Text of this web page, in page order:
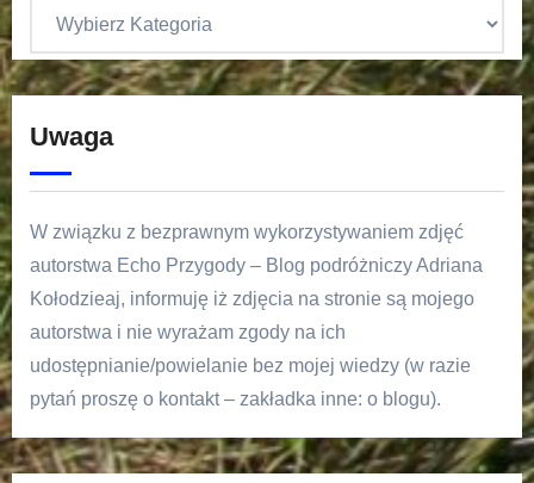
Uwaga
W związku z bezprawnym wykorzystywaniem zdjęć
autorstwa Echo Przygody – Blog podróżniczy Adriana
Kołodzieaj, informuję iż zdjęcia na stronie są mojego
autorstwa i nie wyrażam zgody na ich
udostępnianie/powielanie bez mojej wiedzy (w razie
pytań proszę o kontakt – zakładka inne: o blogu).